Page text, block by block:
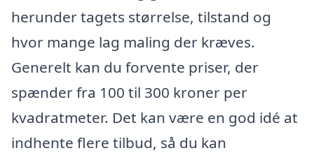
herunder tagets størrelse, tilstand og
hvor mange lag maling der kræves.
Generelt kan du forvente priser, der
spænder fra 100 til 300 kroner per
kvadratmeter. Det kan være en god idé at
indhente flere tilbud, så du kan